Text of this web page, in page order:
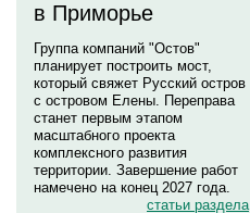
в Приморье
Группа компаний "Остов"
планирует построить мост,
который свяжет Русский остров
с островом Елены. Переправа
станет первым этапом
масштабного проекта
комплексного развития
территории. Завершение работ
намечено на конец 2027 года.
статьи раздела